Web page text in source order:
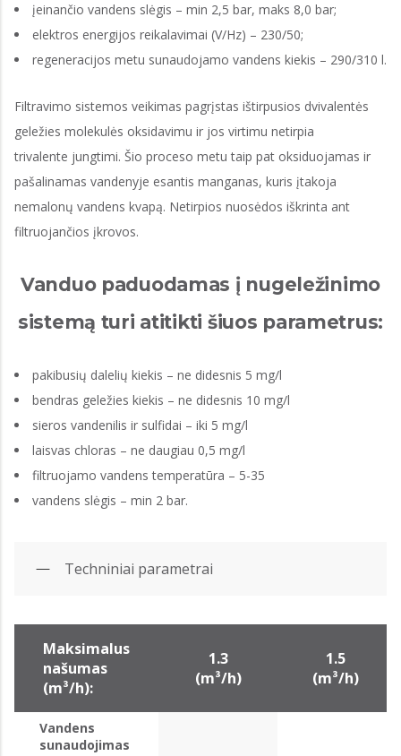
įeinančio vandens slėgis – min 2,5 bar, maks 8,0 bar;
elektros energijos reikalavimai (V/Hz) – 230/50;
regeneracijos metu sunaudojamo vandens kiekis – 290/310 l.
Filtravimo sistemos veikimas pagrįstas ištirpusios dvivalentės
geležies molekulės oksidavimu ir jos virtimu netirpia
trivalente jungtimi. Šio proceso metu taip pat oksiduojamas ir
pašalinamas vandenyje esantis manganas, kuris įtakoja
nemalonų vandens kvapą. Netirpios nuosėdos iškrinta ant
filtruojančios įkrovos.
Vanduo paduodamas į nugeležinimo
sistemą turi atitikti šiuos parametrus:
pakibusių dalelių kiekis – ne didesnis 5 mg/l
bendras geležies kiekis – ne didesnis 10 mg/l
sieros vandenilis ir sulfidai – iki 5 mg/l
laisvas chloras – ne daugiau 0,5 mg/l
filtruojamo vandens temperatūra – 5-35
vandens slėgis – min 2 bar.
Techniniai parametrai
Maksimalus
našumas
(m³/h):
1.3
(m³/h)
1.5
(m³/h)
Vandens
sunaudojimas